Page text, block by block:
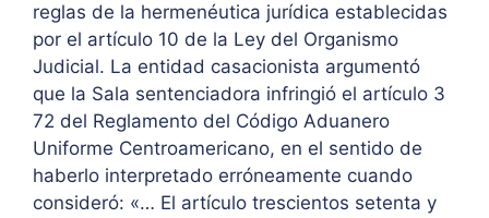
reglas de la hermenéutica jurídica establecidas
por el artículo 10 de la Ley del Organismo
Judicial. La entidad casacionista argumentó
que la Sala sentenciadora infringió el artículo 3
72 del Reglamento del Código Aduanero
Uniforme Centroamericano, en el sentido de
haberlo interpretado erróneamente cuando
consideró: «… El artículo trescientos setenta y